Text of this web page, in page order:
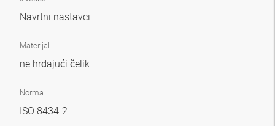
Navrtni nastavci
Materijal
ne hrđajući čelik
Norma
ISO 8434-2